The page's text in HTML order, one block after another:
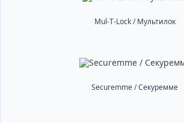
Mul-T-Lock / Мультилок
Securemme / Секуремме